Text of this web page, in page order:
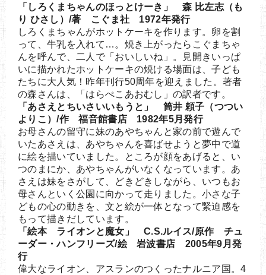
「しろくまちゃんのほっとけーき」 森 比左志（も
り ひさし）/著 こぐま社 1972年発行
しろくまちゃんがホットケーキを作ります。卵を割
って、牛乳を入れて…。焼き上がったらこぐまちゃ
んを呼んで、二人で「おいしいね」。見開きいっぱ
いに描かれたホットケーキの焼ける場面は、子ども
たちに大人気！昨年刊行50周年を迎えました。著者
の森さんは、「はらぺこあおむし」の訳者です。
「あさえとちいさいいもうと」 筒井 頼子（つつい
よりこ）/作 福音館書店 1982年5月発行
お母さんの留守に妹のあやちゃんと家の前で遊んで
いたあさえは、あやちゃんを喜ばせようと夢中で道
に絵を描いていました。ところが顔をあげると、い
つのまにか、あやちゃんがいなくなっています。あ
さえは妹をさがして、どきどきしながら、いつもお
母さんといく公園に向かって走りました。小さな子
どもの心の動きを、文と絵が一体となって緊迫感を
もって描きだしています。
「絵本 ライオンと魔女」 C.S.ルイス/原作 チュ
ーダー・ハンフリーズ/絵 岩波書店 2005年9月発
行
偉大なライオン、アスランのつくったナルニア国。4